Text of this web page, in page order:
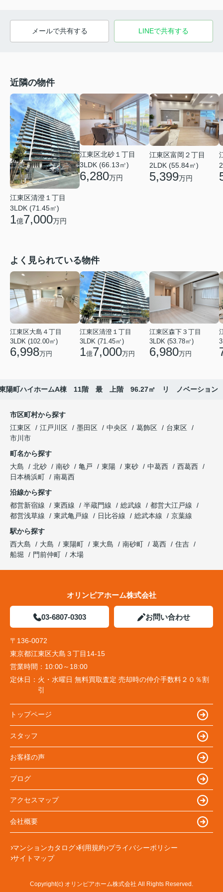
メールで共有する LINEで共有する
近隣の物件
江東区清澄１丁目
3LDK (71.45㎡)
1億7,000万円
江東区北砂１丁目
3LDK (66.13㎡)
6,280万円
江東区富岡２丁目
2LDK (55.84㎡)
5,399万円
よく見られている物件
江東区大島４丁目
3LDK (102.00㎡)
6,998万円
江東区清澄１丁目
3LDK (71.45㎡)
1億7,000万円
江東区森下３丁目
3LDK (53.78㎡)
6,980万円
陽町ハイホームA棟 11階 最 上階 96.27㎡ リ ノベーション
市区町村から探す
江東区
江戸川区 墨田区 中央区 葛飾区
台東区
市川市
町名から探す
大島
北砂 南砂 亀戸 東陽 東砂 中葛西
西葛西
日本橋浜町
南葛西
沿線から探す
都営新宿線
東西線 半蔵門線 総武線
都営大江戸線
都営浅草線
東武亀戸線 日比谷線 総武本線
京葉線
駅から探す
西大島
大島 東陽町 東大島 南砂町 葛西
住吉
船堀
門前仲町 木場
オリンピアホーム株式会社
03-6807-0303 お問い合わせ
〒136-0072
東京都江東区大島３丁目14-15
営業時間： 10:00～18:00
定休日： 火・水曜日 無料買取査定 売却時の仲介手数料２０％割
引
トップページ
スタッフ
お客様の声
ブログ
アクセスマップ
会社概要
マンションカタログ 利用規約 プライバシーポリシー
サイトマップ
Copyright(c) オリンピアホーム株式会社 All Rights Reserved.